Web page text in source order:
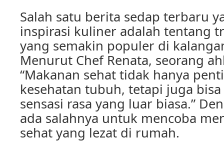
Salah satu berita sedap terbaru
inspirasi kuliner adalah tentang
yang semakin populer di
Menurut Chef Renata, seorang
“Makanan sehat tidak hanya
kesehatan tubuh, tetapi juga
sensasi rasa yang luar biasa.”
ada salahnya untuk mencoba
sehat yang lezat di rumah.